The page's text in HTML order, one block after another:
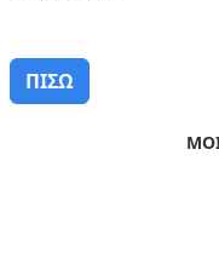
ΠΙΣΩ